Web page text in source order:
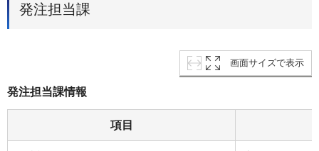
発注担当課
画面サイズで表示
発注担当課情報
項目